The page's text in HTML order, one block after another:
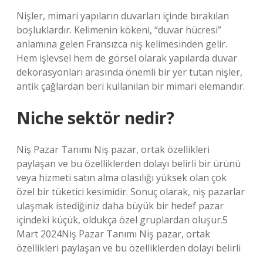
Nişler, mimari yapıların duvarları içinde bırakılan
boşluklardır. Kelimenin kökeni, “duvar hücresi”
anlamına gelen Fransızca niş kelimesinden gelir.
Hem işlevsel hem de görsel olarak yapılarda duvar
dekorasyonları arasında önemli bir yer tutan nişler,
antik çağlardan beri kullanılan bir mimari elemandır.
Niche sektör nedir?
Niş Pazar Tanımı Niş pazar, ortak özellikleri
paylaşan ve bu özelliklerden dolayı belirli bir ürünü
veya hizmeti satın alma olasılığı yüksek olan çok
özel bir tüketici kesimidir. Sonuç olarak, niş pazarlar
ulaşmak istediğiniz daha büyük bir hedef pazar
içindeki küçük, oldukça özel gruplardan oluşur.5
Mart 2024Niş Pazar Tanımı Niş pazar, ortak
özellikleri paylaşan ve bu özelliklerden dolayı belirli